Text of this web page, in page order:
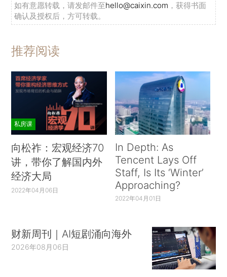
如有意愿转载，请发邮件至hello@caixin.com ，获得书面
确认及授权后，方可转载。
推荐阅读
私房课
向松祚：宏观经济70
讲，带你了解国内外
经济大局
2022年04月06日
In Depth: As
Tencent Lays Off
Staff, Is Its ‘Winter’
Approaching?
2022年04月01日
财新周刊｜AI短剧涌向海外
2026年08月06日